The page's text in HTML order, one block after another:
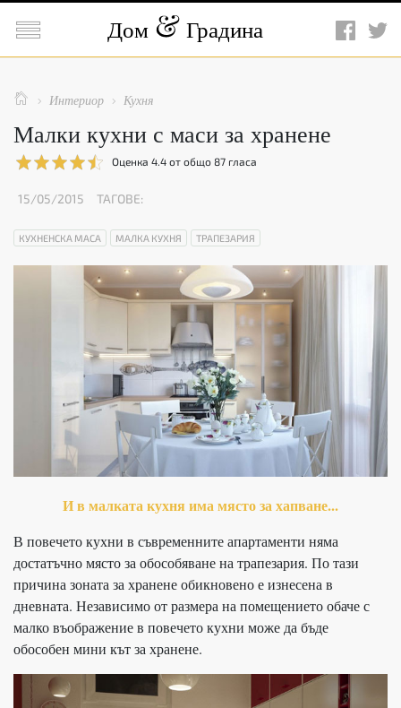
 Дом Градина
  Интериор  Кухня
Малки кухни с маси за хранене
Оценка 4.4 от общо 87 гласа
15/05/2015 ТАГОВЕ:
КУХНЕНСКА МАСА МАЛКА КУХНЯ ТРАПЕЗАРИЯ
И в малката кухня има място за хапване...
В повечето кухни в съвременните апартаменти няма
достатъчно място за обособяване на трапезария. По тази
причина зоната за хранене обикновено е изнесена в
дневната. Независимо от размера на помещението обаче с
малко въображение в повечето кухни може да бъде
обособен мини кът за хранене.